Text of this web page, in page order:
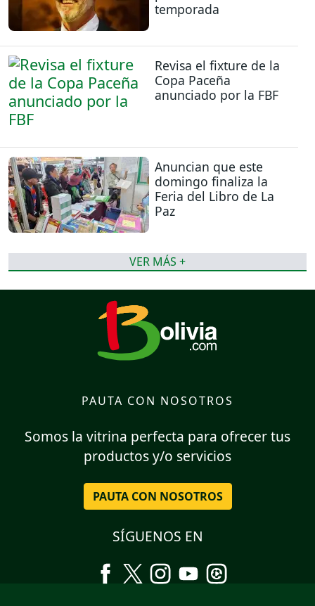
temporada
Revisa el fixture de la
Copa Paceña
anunciado por la FBF
Anuncian que este
domingo finaliza la
Feria del Libro de La
Paz
VER MÁS +
PAUTA CON NOSOTROS
Somos la vitrina perfecta para ofrecer tus
productos y/o servicios
PAUTA CON NOSOTROS
SÍGUENOS EN